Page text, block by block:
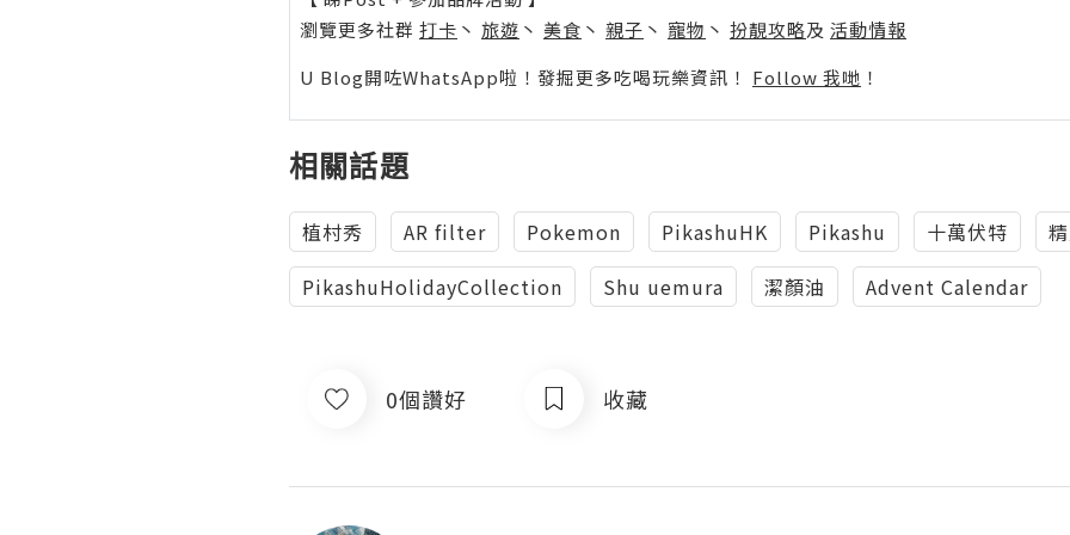
瀏覽更多社群 打卡 丶 旅遊 丶 美食 丶 親子 丶 寵物 丶 扮靚攻略及 活動情報
U Blog開咗WhatsApp啦！發掘更多吃喝玩樂資訊！ Follow 我哋 ！
相關話題
植村秀 AR filter Pokemon PikashuHK Pikashu 十萬伏特
PikashuHolidayCollection
Shu uemura 潔顏油 Advent Calendar
0個讚好 收藏